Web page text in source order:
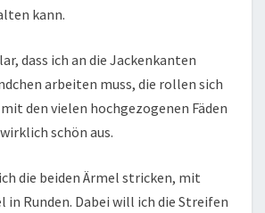
kann.
dass ich an die Jackenkanten
arbeiten muss, die rollen sich
den vielen hochgezogenen Fäden
schön aus.
die beiden Ärmel stricken, mit
in Runden. Dabei will ich die Streifen